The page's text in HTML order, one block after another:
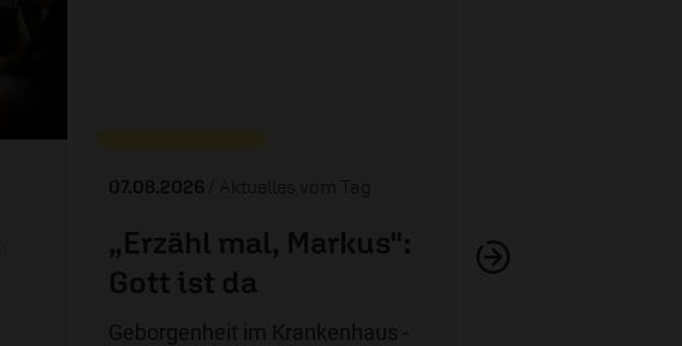
07.08.2026 / Aktuelles vom Tag
„Erzähl mal, Markus":
Gott ist da
Geborgenheit im Krankenhaus -